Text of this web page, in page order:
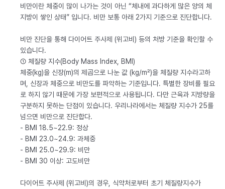
비만이란 체중이 많이 나가는 것이 아닌 “체내에 과다하게 많은 양의 체
지방이 쌓인 상태” 입니다. 비만 보통 아래 2가지 기준으로 진단합니다.
비만 진단을 통해 다이어트 주사제 (위고비) 등의 처방 기준을 확인할 수
있습니다.
① 체질량 지수(Body Mass Index, BMI)
체중(kg)을 신장(m)의 제곱으로 나눈 값 (kg/m²)을 체질량 지수라고하
며, 신장과 체중으로 비만도를 파악하는 기준입니다. 특별한 장비를 필요
로 하지 않기 때문에 가장 보편적으로 사용됩니다. 다만 근육과 지방량을
구분하지 못하는 단점이 있습니다. 우리나라에서는 체질량 지수가 25를
넘으면 비만으로 진단합다.
- BMI 18.5~22.9: 정상
- BMI 23.0~24.9: 과체중
- BMI 25.0~29.9: 비만
- BMI 30 이상: 고도비만
다이어트 주사제 (위고비)의 경우, 식약처로부터 초기 체질량지수가